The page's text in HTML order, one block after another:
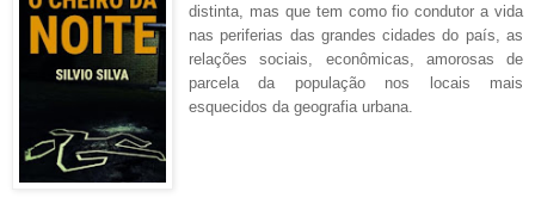
distinta, mas que tem como fio condutor a vida
nas periferias das grandes cidades do país, as
relações sociais, econômicas, amorosas de
parcela da população nos locais mais
esquecidos da geografia urbana.